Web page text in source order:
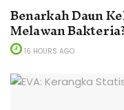
Benarkah Daun
Melawan
16 HOURS AGO